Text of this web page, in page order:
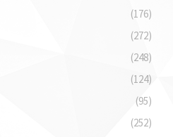
(176)
(272)
(248)
(124)
(95)
(252)